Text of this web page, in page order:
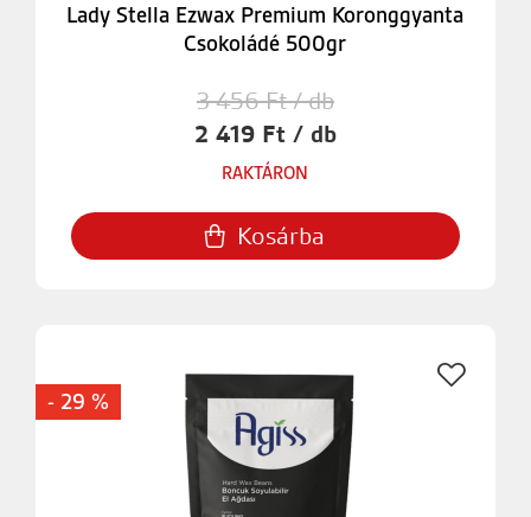
Lady Stella Ezwax Premium Koronggyanta
Csokoládé 500gr
3 456 Ft / db
2 419 Ft / db
RAKTÁRON
Kosárba
- 29 %